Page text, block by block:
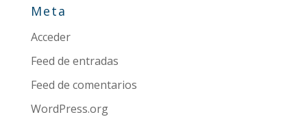
Meta
Acceder
Feed de entradas
Feed de comentarios
WordPress.org